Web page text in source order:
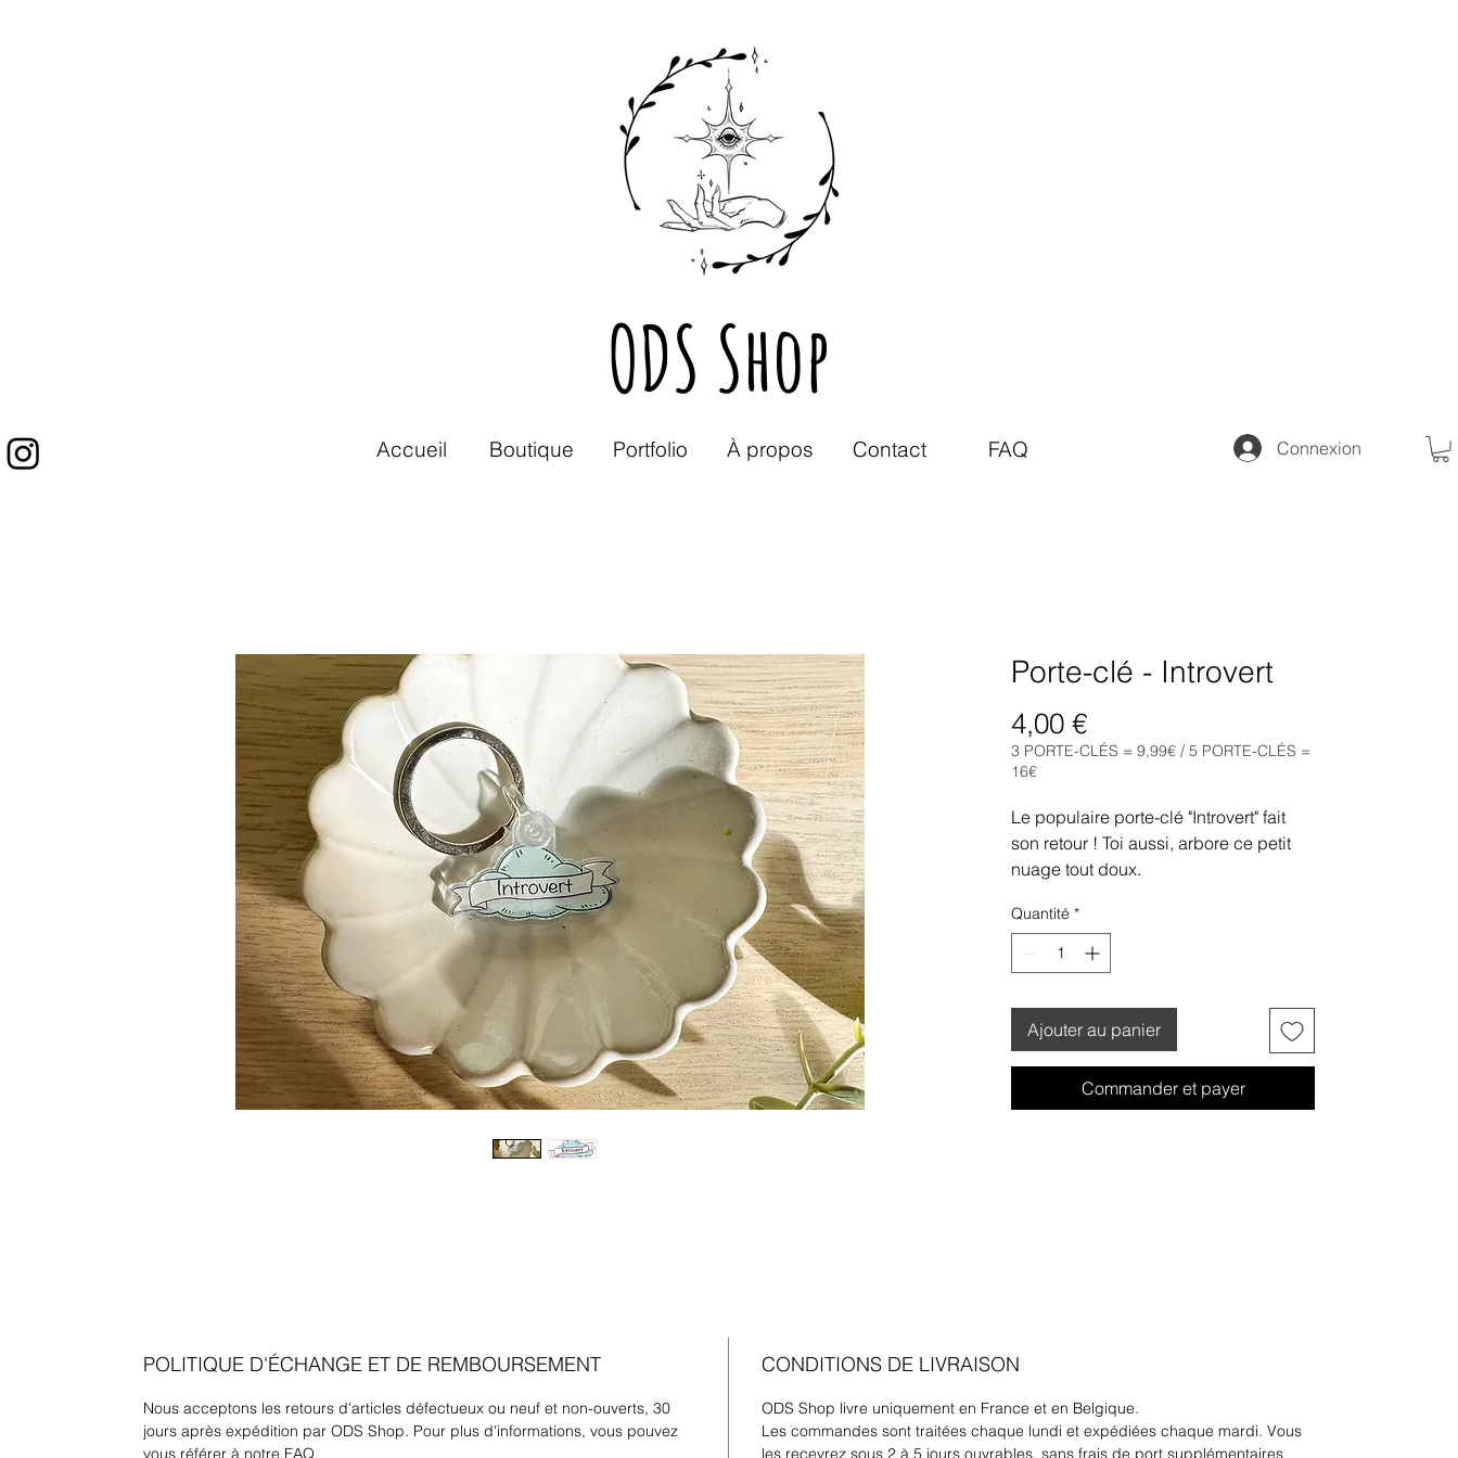
ODS Shop
Accueil Boutique Portfolio À propos Contact FAQ Connexion
Porte-clé - Introvert
4,00 €Prix
3 PORTE-CLÉS = 9,99€ / 5 PORTE-CLÉS =
16€
Le populaire porte-clé "Introvert" fait
son retour ! Toi aussi, arbore ce petit
nuage tout doux.
Quantité *
Ajouter au panier
Commander et payer
POLITIQUE D'ÉCHANGE ET DE REMBOURSEMENT
Nous acceptons les retours d'articles défectueux ou neuf et non-ouverts, 30
jours après expédition par ODS Shop. Pour plus d'informations, vous pouvez
vous référer à notre FAQ.
CONDITIONS DE LIVRAISON
ODS Shop livre uniquement en France et en Belgique.
Les commandes sont traitées chaque lundi et expédiées chaque mardi. Vous
les recevrez sous 2 à 5 jours ouvrables, sans frais de port supplémentaires